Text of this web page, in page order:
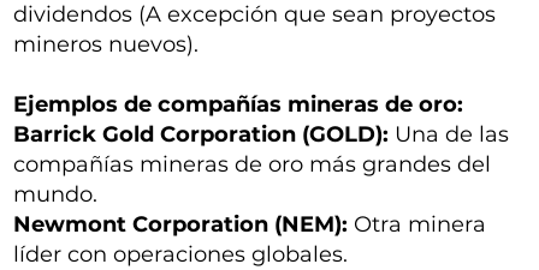
dividendos (A excepción que sean proyectos
mineros nuevos).
Ejemplos de compañías mineras de oro:
Barrick Gold Corporation (GOLD): Una de las
compañías mineras de oro más grandes del
mundo.
Newmont Corporation (NEM): Otra minera
líder con operaciones globales.